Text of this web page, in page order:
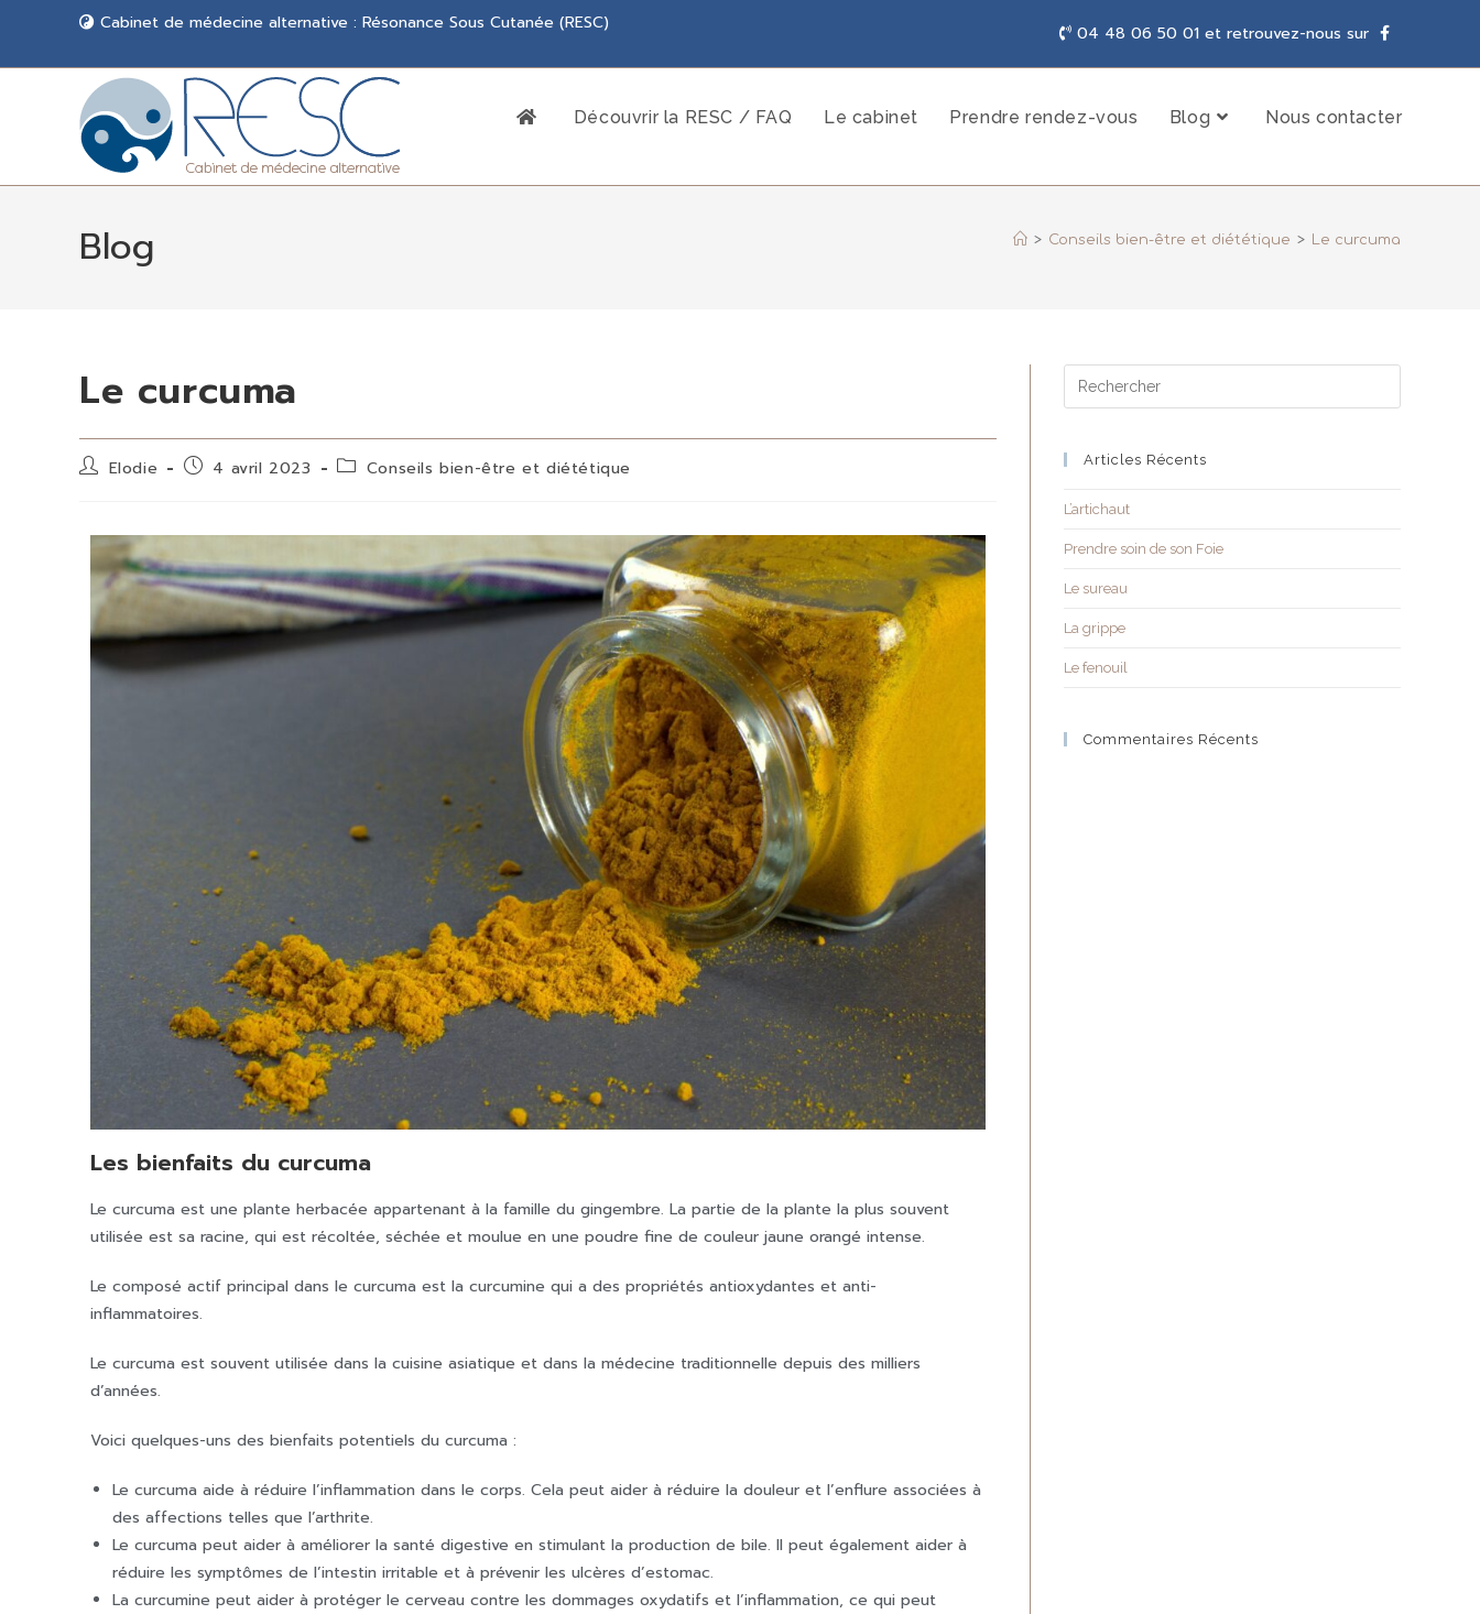
Cabinet de médecine alternative : Résonance Sous Cutanée (RESC) 04 48 06 50 01 et retrouvez-nous sur
Découvrir la RESC / FAQ Le cabinet Prendre rendez-vous Blog Nous contacter
Blog > Conseils bien-être et diététique > Le curcuma
Le curcuma
Elodie 4 avril 2023 Conseils bien-être et diététique
Les bienfaits du curcuma
Le curcuma est une plante herbacée appartenant à la famille du gingembre. La partie de la plante la plus souvent
utilisée est sa racine, qui est récoltée, séchée et moulue en une poudre fine de couleur jaune orangé intense.
Le composé actif principal dans le curcuma est la curcumine qui a des propriétés antioxydantes et anti-
inflammatoires.
Le curcuma est souvent utilisée dans la cuisine asiatique et dans la médecine traditionnelle depuis des milliers
d’années.
Voici quelques-uns des bienfaits potentiels du curcuma :
Le curcuma aide à réduire l’inflammation dans le corps. Cela peut aider à réduire la douleur et l’enflure associées à
des affections telles que l’arthrite.
Le curcuma peut aider à améliorer la santé digestive en stimulant la production de bile. Il peut également aider à
réduire les symptômes de l’intestin irritable et à prévenir les ulcères d’estomac.
La curcumine peut aider à protéger le cerveau contre les dommages oxydatifs et l’inflammation, ce qui peut
Articles Récents
L’artichaut
Prendre soin de son Foie
Le sureau
La grippe
Le fenouil
Commentaires Récents